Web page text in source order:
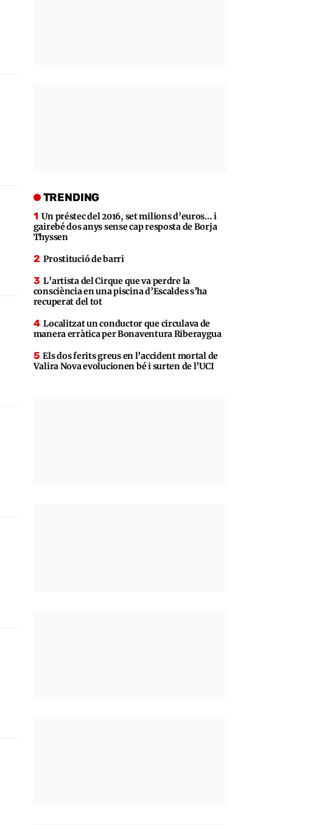
TRENDING
Un préstec del 2016, set milions d’euros… i
gairebé dos anys sense cap resposta de Borja
Thyssen
Prostitució de barri
L’artista del Cirque que va perdre la
consciència en una piscina d’Escaldes s’ha
recuperat del tot
Localitzat un conductor que circulava de
manera erràtica per Bonaventura Riberaygua
Els dos ferits greus en l’accident mortal de
Valira Nova evolucionen bé i surten de l’UCI